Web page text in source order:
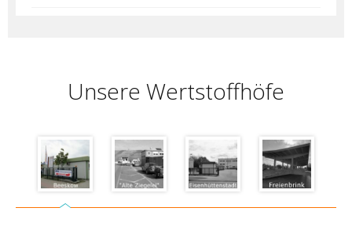
Unsere Wertstoffhöfe